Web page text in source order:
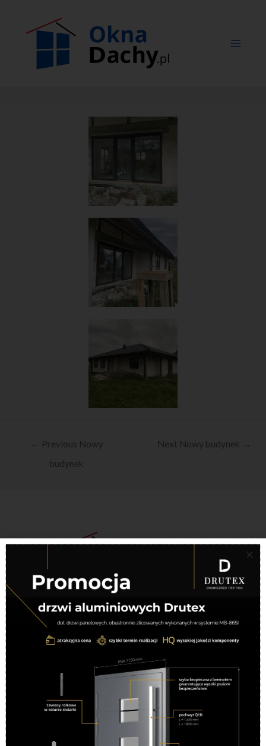
← Previous Nowy
budynek
Next Nowy budynek →
Powstaliśmy w 1995 roku jako firma rodzinna i taki
charakter utrzymujemy do tej pory. Oferujemy sprzedaż i
montaż okien, produkowanych przez najlepszych
dostawców. Do każdego Klienta podchodzimy
indywidualnie, starając się sprostać jego potrzebom.